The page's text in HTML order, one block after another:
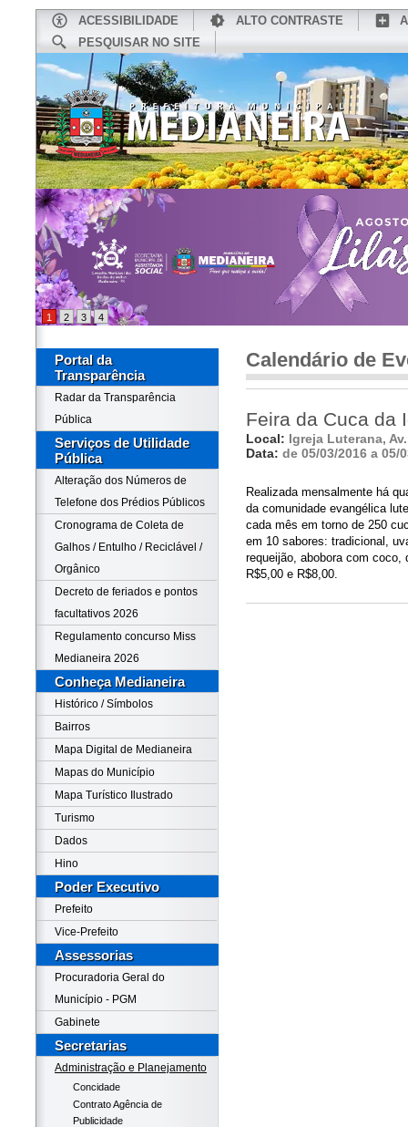
ACESSIBILIDADE ALTO CONTRASTE
PESQUISAR NO SITE
CONHEÇA MEDIANEIRA
1 2 3 4
Portal da
Transparência
Radar da Transparência
Pública
Serviços de Utilidade
Pública
Alteração dos Números de
Telefone dos Prédios Públicos
Cronograma de Coleta de
Galhos / Entulho / Reciclável /
Orgânico
Decreto de feriados e pontos
facultativos 2026
Regulamento concurso Miss
Medianeira 2026
Conheça Medianeira
Histórico / Símbolos
Bairros
Mapa Digital de Medianeira
Mapas do Município
Mapa Turístico Ilustrado
Turismo
Dados
Hino
Poder Executivo
Prefeito
Vice-Prefeito
Assessorias
Procuradoria Geral do
Município - PGM
Gabinete
Secretarias
Administração e Planejamento
Concidade
Contrato Agência de
Publicidade
Calendário de
Feira da Cuca da
Local: Igreja Luterana,
Data: de 05/03/2016 a 05/
Realizada mensalmente há
da comunidade evangélica
cada mês em torno de 250
em 10 sabores: tradicional,
requeijão, abobora com
R$5,00 e R$8,00.